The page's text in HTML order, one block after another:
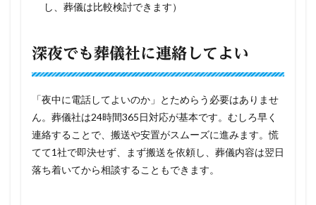
し、葬儀は比較検討できます）
深夜でも葬儀社に連絡してよい
「夜中に電話してよいのか」とためらう必要はありませ
ん。葬儀社は24時間365日対応が基本です。むしろ早く
連絡することで、搬送や安置がスムーズに進みます。慌
てて1社で即決せず、まず搬送を依頼し、葬儀内容は翌日
落ち着いてから相談することもできます。